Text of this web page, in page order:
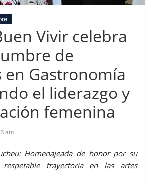
Vivir celebra
de
en Gastronomía
el liderazgo y
femenina
am
Homenajeada de honor por su
trayectoria en las artes